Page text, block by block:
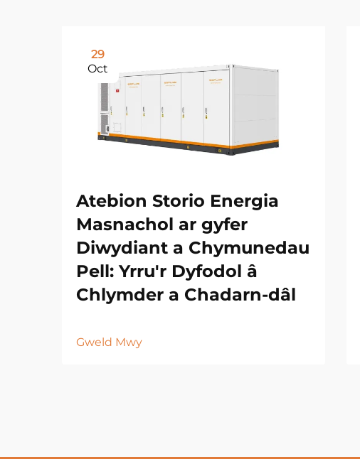
29
Oct
Atebion Storio Energia
Masnachol ar gyfer
Diwydiant a Chymunedau
Pell: Yrru'r Dyfodol â
Chlymder a Chadarn-dâl
Gweld Mwy